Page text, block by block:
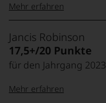
85–89 Punkte:
für
»Fine
Wine«,
für
die
edlen
der
Welt,
100-95 Punkte:
90 Punkte und
James
Suckling
Der
Amerikaner
Suckling,
Mehr erfahren
Jancis Robinson
17,5+/20 Punkte
für den Jahrgang 2023
Mehr erfahren